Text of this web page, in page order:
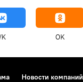
OK
Новости компаний